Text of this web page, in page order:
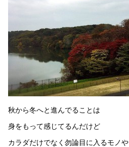
秋から冬へと進んでることは
身をもって感じてるんだけど
カラダだけでなく勿論目に入るモノや